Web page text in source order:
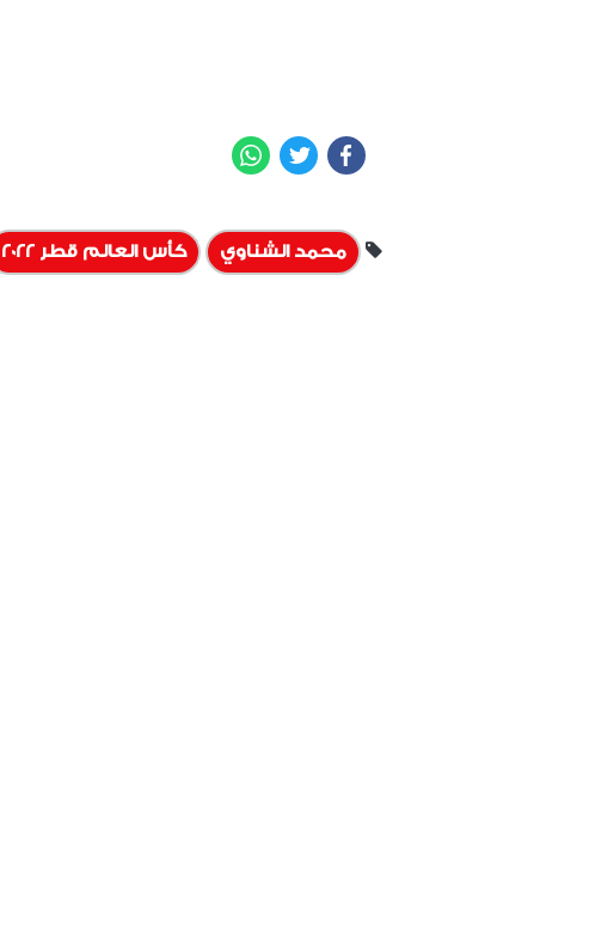
Facebook
Twitter
محمد الشناوي كأس العالم قطر 2022